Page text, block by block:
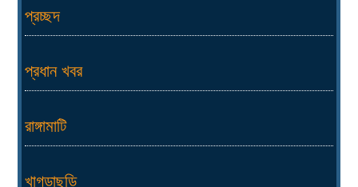
প্রচ্ছদ
প্রধান খবর
রাঙ্গামাটি
খাগড়াছড়ি